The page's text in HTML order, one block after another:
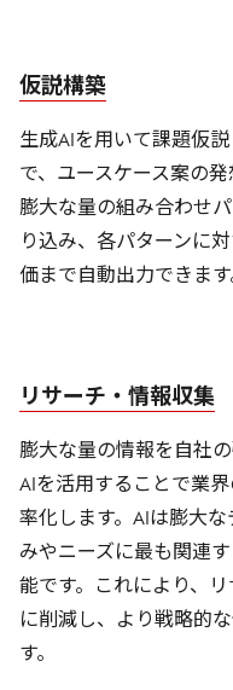
仮説構築
生成AIを用いて課題仮
で、ユースケース案の
膨大な量の組み合わせ
り込み、各パターンに
価まで自動出力できます
リサーチ・情報収集
膨大な量の情報を自社
AIを活用することで業
率化します。AIは膨大
みやニーズに最も関連
能です。これにより、
に削減し、より戦略的
す。